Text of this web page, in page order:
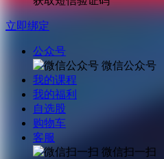
立即绑定
公众号
微信公众号
我的课程
我的福利
自选股
购物车
客服
微信扫一扫